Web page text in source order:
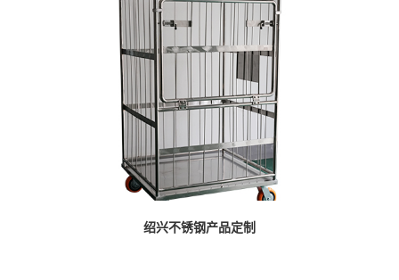
绍兴不锈钢产品定制